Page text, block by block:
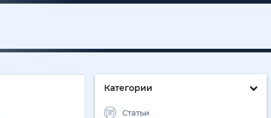
Категории
Статьи